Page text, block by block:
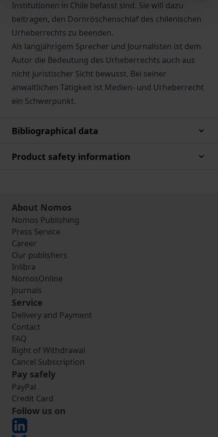
Institutionen in Chile befasst sind. Sie will dazu
beitragen, den Dornröschenschlaf des chilenischen
Urheberrechts zu beenden.
Als langjährigem Sprecher und Journalisten ist dem
Autor die Bedeutung des Urheberrechts auch aus
nicht juristischer Sicht bewusst. Bei seiner
anwaltlichen Tätigkeit ist Medien- und Urheberrecht
ein Schwerpunkt.
Bibliographical data
Product safety information
About Nomos
Nomos Publishing
Press Service
Career
Our publishers
Inlibra
NomosOnline
Journals
Service
Delivery and Payment
Contact
FAQ
Right of Withdrawal
Cancel Subscription
Pay safely
PayPal
Credit Card
Follow us on